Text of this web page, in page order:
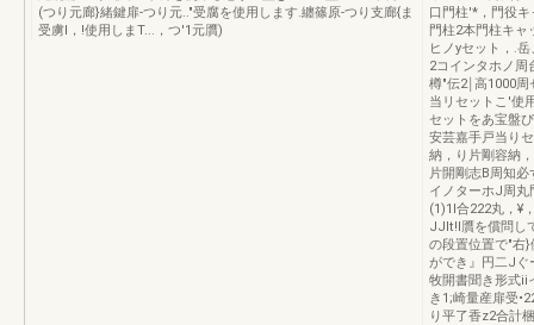
(つり元廊}緒鍵扉-つり元.."受腐を使用します.纏篠原-つり支廊{ま
受虜I，!使用しまT...，つ'1元贋)
口門柱'*，門役
門柱2本門柱キ
ヒノyセット，.
2コインタホノ周
樽"伝2￨高1000周
当リセットこ'使
セットをあ宝盤
安芸嘉手戸当り
納，り片剛容納
片開剛志B周知
イノターホJ周丸
(1)1I合222丸，¥
JJlt!l贋を償問し
の段置位置で"右
ができ』円二Jぐ
牧開書聞き形式ii
き1;崎量産扉受
り平了香z2合計